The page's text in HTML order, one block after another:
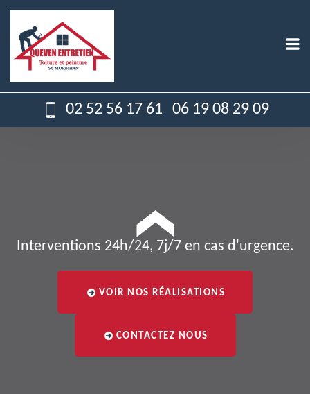
02 52 56 17 61 06 19 08 29 09
Interventions 24h/24, 7j/7 en cas d'urgence.
VOIR NOS RÉALISATIONS
CONTACTEZ NOUS